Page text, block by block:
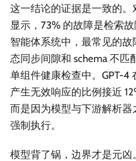
这一结论的证据是一致的。
显示，73% 的故障是检索
智能体系统中，最常见的
态同步间隙和 schema 不
单组件健康检查中。GPT-4
产生无效响应的比例接近
而是因为模型与下游解析
强制执行。
模型背了锅，边界才是元凶。